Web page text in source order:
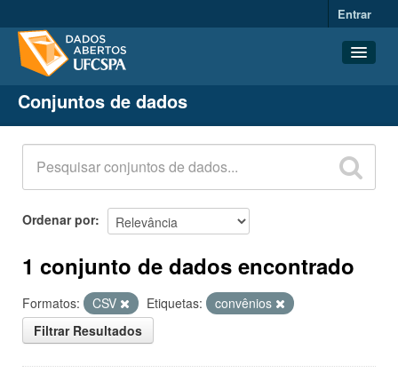
Entrar
Conjuntos de dados
Organizações
Grupos
Sobre
Conjuntos de dados
Ordenar por
1 conjunto de dados encontrado
Formatos: CSV Etiquetas:
convênios
Filtrar Resultados